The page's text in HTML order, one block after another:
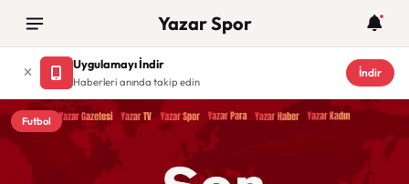
Yazar Spor
Uygulamayı İndir
Haberleri anında takip edin
İndir
Futbol